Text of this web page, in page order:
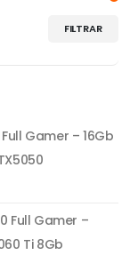
FILTRAR
Gamer – 16Gb
Full Gamer –
Ti 8Gb